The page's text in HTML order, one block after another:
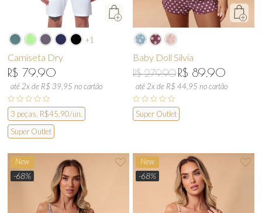
+1
Camiseta Dry
R$ 79,90
até 2x de R$ 39,95 no cartão
3 peças, R$45,90/un.
Super Outlet
Baby Doll Silvia
R$ 279,90 R$ 89,90
até 2x de R$ 44,95 no cartão
Super Outlet
New
-68%
New
-68%